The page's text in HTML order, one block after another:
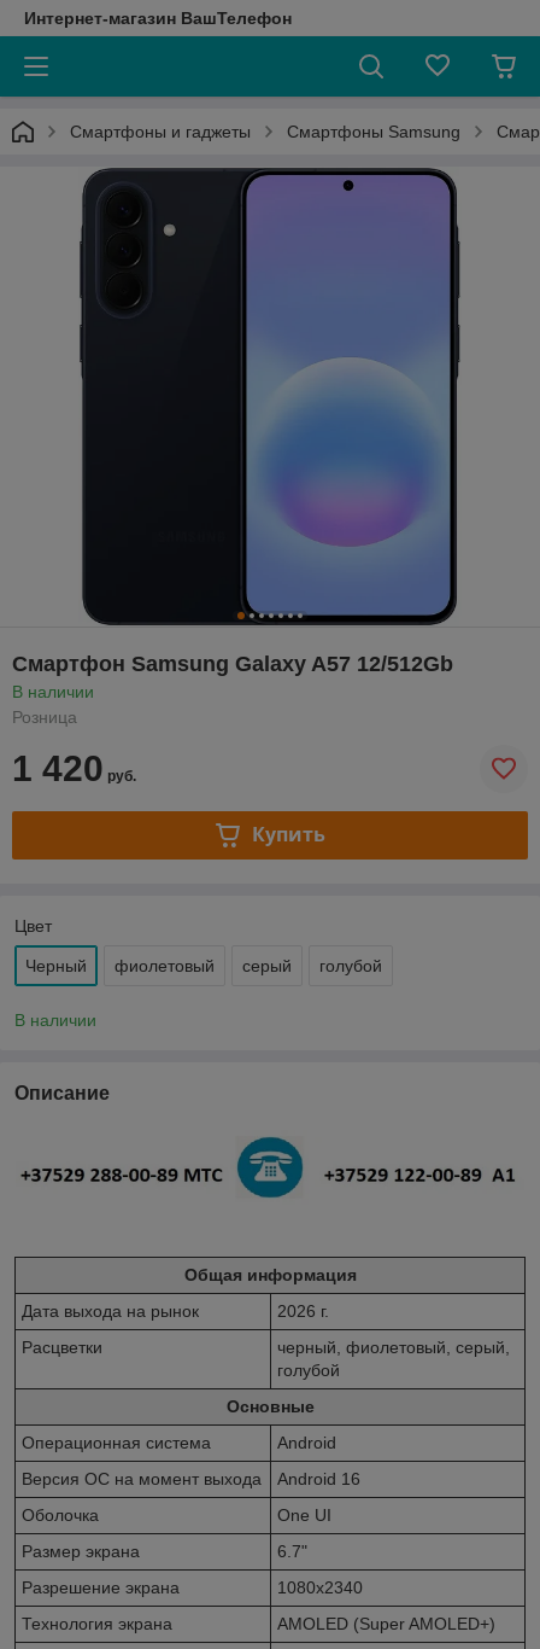
Интернет-магазин ВашТелефон
Смартфоны и гаджеты Смартфоны Samsung
Смартфон Samsung Galaxy A57 12/512Gb
В наличии
Розница
1 420 руб.
Купить
Цвет
Черный фиолетовый серый голубой
В наличии
Описание
Общая информация
Дата выхода на рынок
2026 г.
Расцветки
черный, фиолетовый, серый,
голубой
Основные
Операционная система
Android
Версия ОС на момент выхода
Android 16
Оболочка
One UI
Размер экрана
6.7"
Разрешение экрана
1080x2340
Технология экрана
AMOLED (Super AMOLED+)